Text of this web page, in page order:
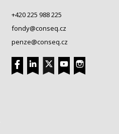
+420 225 988 225
fondy@conseq.cz
penze@conseq.cz